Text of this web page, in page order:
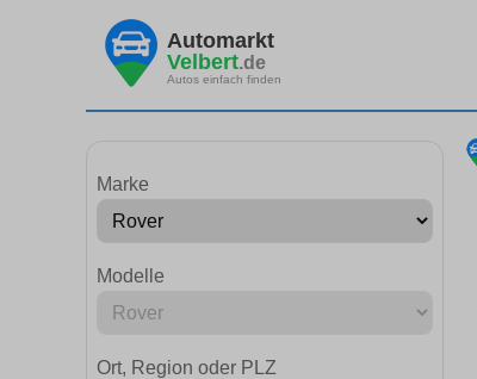
Automarkt
Velbert.de
Autos einfach finden
Marke
Modelle
Ort, Region oder PLZ